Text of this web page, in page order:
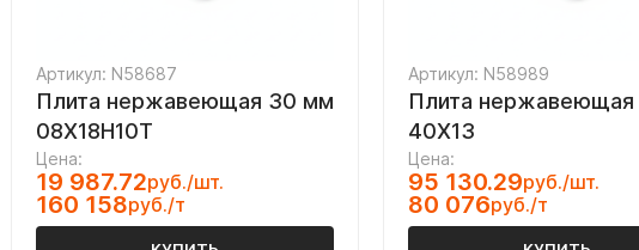
Артикул: N58687
Плита нержавеющая 30 мм
08Х18Н10Т
Цена:
19 987.72руб./шт.
160 158руб./т
Артикул: N58989
Плита
40Х13
Цена:
95 130.29руб./шт.
80 076руб./т